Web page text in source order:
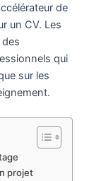
de
un CV. Les
qui
sur les
projet